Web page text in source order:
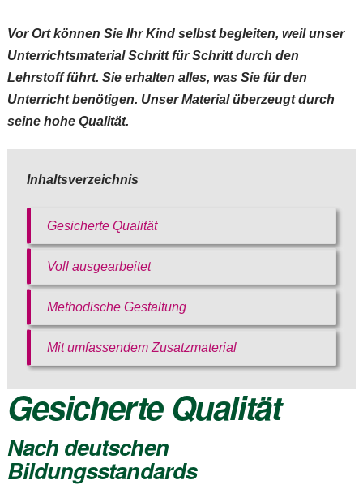
Vor Ort können Sie Ihr Kind selbst begleiten, weil unser
Unterrichtsmaterial Schritt für Schritt durch den
Lehrstoff führt. Sie erhalten alles, was Sie für den
Unterricht benötigen. Unser Material überzeugt durch
seine hohe Qualität.
Inhaltsverzeichnis
Gesicherte Qualität
Voll ausgearbeitet
Methodische Gestaltung
Mit umfassendem Zusatzmaterial
Gesicherte Qualität
Nach deutschen
Bildungsstandards
unsere
Bitte akzeptieren Sie
unsere
Datenschutzerklärung